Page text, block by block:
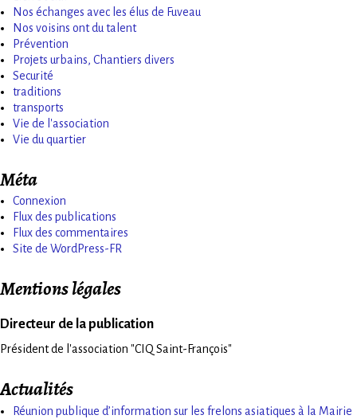
Nos échanges avec les élus de Fuveau
Nos voisins ont du talent
Prévention
Projets urbains, Chantiers divers
Securité
traditions
transports
Vie de l'association
Vie du quartier
Méta
Connexion
Flux des publications
Flux des commentaires
Site de WordPress-FR
Mentions légales
Directeur de la publication
Président de l'association "CIQ Saint-François"
Actualités
Réunion publique d’information sur les frelons asiatiques à la Mairie